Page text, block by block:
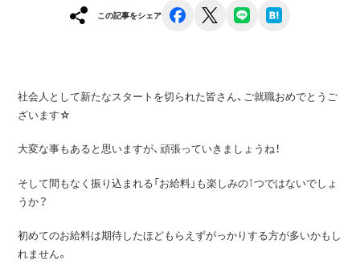
この記事をシェア facebook line
社会人として新たなスタートを切られた皆さん、ご就職おめでとうご
ざいます☆
大変な事もあると思いますが、頑張っていきましょうね！
そして間もなく振り込まれる「お給料」も楽しみの1つではないでしょ
うか？
初めてのお給料は期待したほどもらえずがっかりする方が多いかもし
れません。